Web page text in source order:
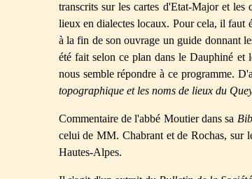
transcrits sur les cartes d'Etat-Major et
lieux en dialectes locaux. Pour cela, il faut
à la fin de son ouvrage un guide donnant
été fait selon ce plan dans le Dauphiné et
nous semble répondre à ce programme.
topographique et les noms de lieux du
Commentaire de l'abbé Moutier dans sa
celui de MM. Chabrant et de Rochas, sur
Hautes-Alpes.